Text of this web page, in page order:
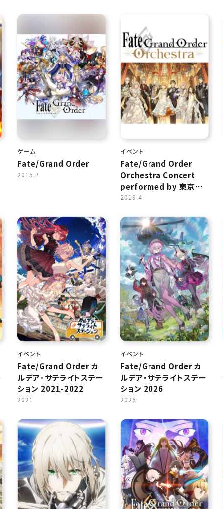
ゲーム
Fate/Grand Order
2015.7
イベント
Fate/Grand Order
Orchestra Concert
performed by 東京都
交響楽団
2019.4
イベント
Fate/Grand Order カ
ルデア･サテライトステー
ション 2021-2022
2021
イベント
Fate/Grand Order カ
ルデア・サテライトステー
ション 2026
2026